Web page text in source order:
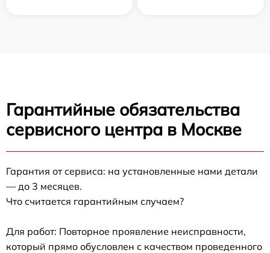
Гарантийные обязательства
сервисного центра в Москве
Гарантия от сервиса: на установленные нами детали
— до 3 месяцев.
Что считается гарантийным случаем?
Для работ: Повторное проявление неисправности,
который прямо обусловлен с качеством проведенного